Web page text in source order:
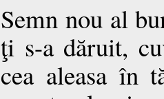
Semn nou al
ţi s-a dăruit,
cea aleasa în